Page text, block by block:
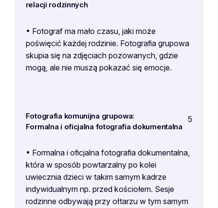
relacji rodzinnych
• Fotograf ma mało czasu, jaki może
poświęcić każdej rodzinie. Fotografia grupowa
skupia się na zdjęciach pozowanych, gdzie
mogą, ale nie muszą pokazać się emocje.
Fotografia komunijna grupowa:
Formalna i oficjalna fotografia dokumentalna
5
• Formalna i oficjalna fotografia dokumentalna,
która w sposób powtarzalny po kolei
uwiecznia dzieci w takim samym kadrze
indywidualnym np. przed kościołem. Sesje
rodzinne odbywają przy ołtarzu w tym samym